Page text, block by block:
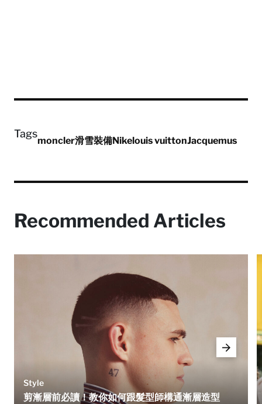
Tags
moncler滑雪裝備Nikelouis vuittonJacquemus
Recommended Articles
Style
剪漸層前必讀！教你如何跟髮型師構通漸層造型